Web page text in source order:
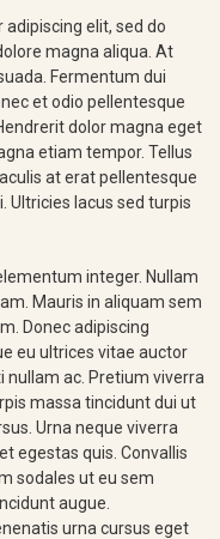
elit, sed do
magna aliqua. At
Fermentum dui
et odio pellentesque
dolor magna eget
etiam tempor. Tellus
at erat pellentesque
Ultricies lacus sed turpis
integer. Nullam
Mauris in aliquam sem
Donec adipiscing
eu ultrices vitae auctor
nullam ac. Pretium viverra
massa tincidunt dui ut
Urna neque viverra
egestas quis. Convallis
sodales ut eu sem
augue.
urna cursus eget